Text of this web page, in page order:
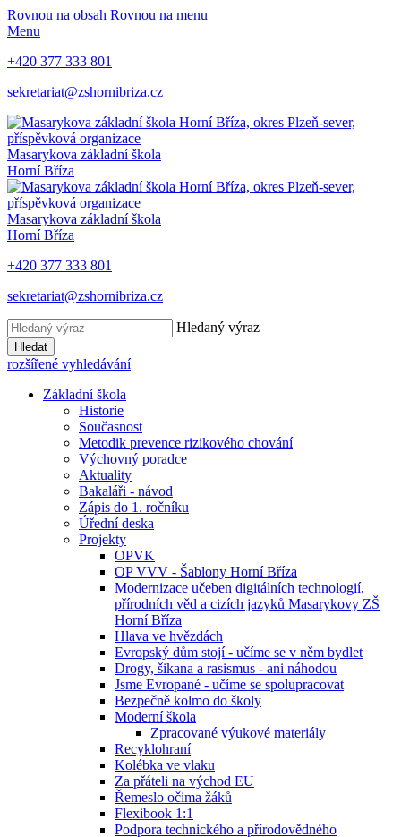
Rovnou na obsah Rovnou na menu
Menu
+420 377 333 801
sekretariat@zshornibriza.cz
Masarykova základní škola
Horní Bříza
Masarykova základní škola
Horní Bříza
+420 377 333 801
sekretariat@zshornibriza.cz
Hledaný výraz
Hledat
rozšířené vyhledávání
Základní škola
Historie
Současnost
Metodik prevence rizikového chování
Výchovný poradce
Aktuality
Bakaláři - návod
Zápis do 1. ročníku
Úřední deska
Projekty
OPVK
OP VVV - Šablony Horní Bříza
Modernizace učeben digitálních technologií,
přírodních věd a cizích jazyků Masarykovy ZŠ
Horní Bříza
Hlava ve hvězdách
Evropský dům stojí - učíme se v něm bydlet
Drogy, šikana a rasismus - ani náhodou
Jsme Evropané - učíme se spolupracovat
Bezpečně kolmo do školy
Moderní škola
Zpracované výukové materiály
Recyklohraní
Kolébka ve vlaku
Za přáteli na východ EU
Řemeslo očima žáků
Flexibook 1:1
Podpora technického a přírodovědného